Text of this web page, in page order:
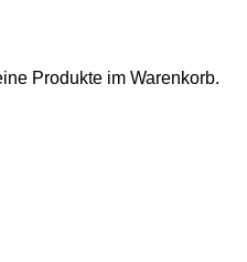
Produkte im Warenkorb.